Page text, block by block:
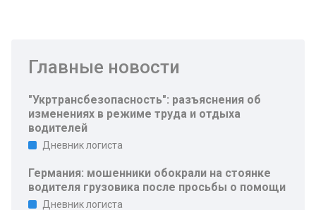
Главные новости
"Укртрансбезопасность": разъяснения об
изменениях в режиме труда и отдыха
водителей
Дневник логиста
Германия: мошенники обокрали на стоянке
водителя грузовика после просьбы о помощи
Дневник логиста